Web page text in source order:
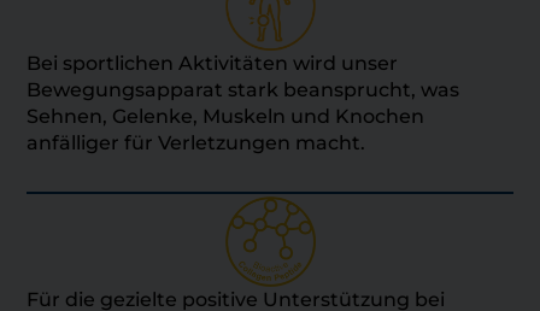
Bei sportlichen Aktivitäten wird unser
Bewegungsapparat stark beansprucht, was
Sehnen, Gelenke, Muskeln und Knochen
anfälliger für Verletzungen macht.
Für die gezielte positive Unterstützung bei